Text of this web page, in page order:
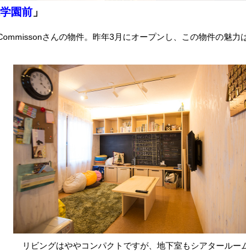
園前」
さんの物件。昨年3月にオープンし、この物件の魅力
リビングはややコンパクトですが、地下室もシアタールー